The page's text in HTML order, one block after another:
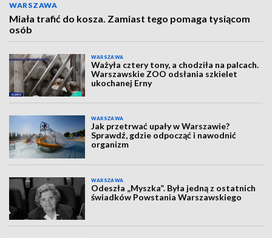
WARSZAWA
Miała trafić do kosza. Zamiast tego pomaga tysiącom
osób
WARSZAWA
Ważyła cztery tony, a chodziła na palcach.
Warszawskie ZOO odsłania szkielet
ukochanej Erny
WARSZAWA
Jak przetrwać upały w Warszawie?
Sprawdź, gdzie odpocząć i nawodnić
organizm
WARSZAWA
Odeszła „Myszka”. Była jedną z ostatnich
świadków Powstania Warszawskiego